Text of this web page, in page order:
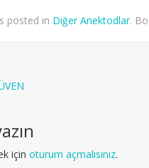
posted in Diğer Anektodlar.
için oturum açmalısınız.